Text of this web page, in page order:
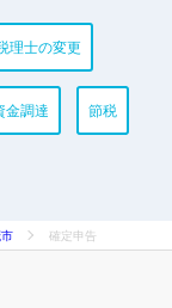
理士の変更
金調達 節税
確定申告